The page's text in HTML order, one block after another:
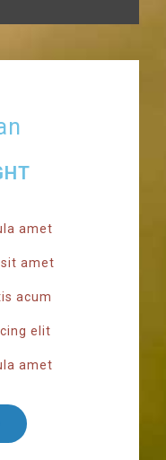
amet
sit amet
acum
elit
amet